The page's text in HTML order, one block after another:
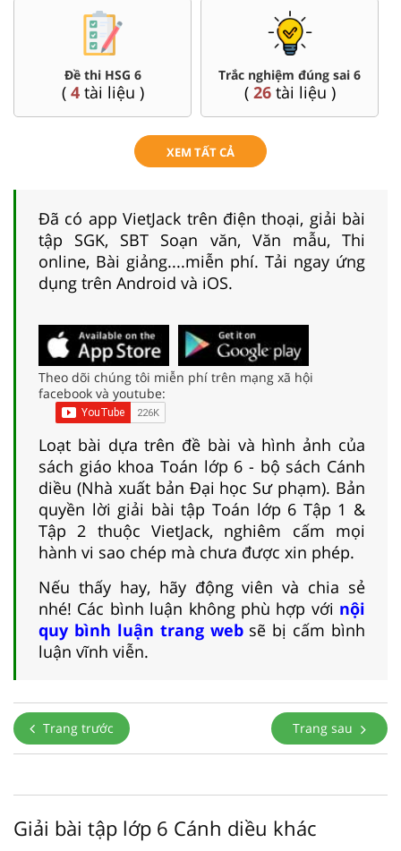
Đề thi HSG 6
( 4tài liệu )
Trắc nghiệm đúng sai 6
( 26tài liệu )
XEM TẤT CẢ
Đã có app VietJack trên điện thoại, giải bài
tập SGK, SBT Soạn văn, Văn mẫu, Thi
online, Bài giảng....miễn phí. Tải ngay ứng
dụng trên Android và iOS.
Theo dõi chúng tôi miễn phí trên mạng xã hội
facebook và youtube:
Loạt bài dựa trên đề bài và hình ảnh của
sách giáo khoa Toán lớp 6 - bộ sách Cánh
diều (Nhà xuất bản Đại học Sư phạm). Bản
quyền lời giải bài tập Toán lớp 6 Tập 1 &
Tập 2 thuộc VietJack, nghiêm cấm mọi
hành vi sao chép mà chưa được xin phép.
Nếu thấy hay, hãy động viên và chia sẻ
nhé! Các bình luận không phù hợp với nội
quy bình luận trang websẽ bị cấm bình
luận vĩnh viễn.
Trang trước Trang sau
Giải bài tập lớp 6 Cánh diều khác